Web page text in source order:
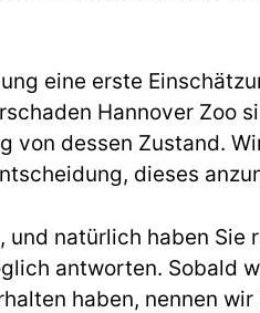
eine erste
Hannover Zoo
dessen Zustand.
dieses
und natürlich haben Sie
antworten. Sobald
haben, nennen